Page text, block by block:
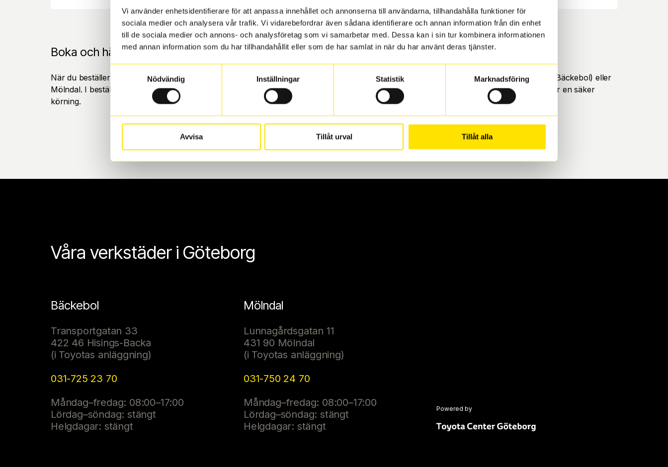
Vi använder enhetsidentifierare för att anpassa innehållet och annonserna till användarna, tillhandahålla funktioner för
sociala medier och analysera vår trafik. Vi vidarebefordrar även sådana identifierare och annan information från din enhet
till de sociala medier och annons- och analysföretag som vi samarbetar med. Dessa kan i sin tur kombinera informationen
med annan information som du har tillhandahållit eller som de har samlat in när du har använt deras tjänster.
Nödvändig
Inställningar Statistik Marknadsföring
Avvisa Tillåt urval Tillåt alla
Boka och hämta hos Däckspecialen
När du beställer dina nya däck eller fälgar hos oss levereras de direkt till någon av våra däckverkstäder i Göteborg. Välj mellan Hisingen (Bäckebol) eller
Mölndal. I beställningen anger du datum och tid för upphämtning eller service. När vi byter dina däck ser vi till att de uppfyller alla krav för en säker
körning.
Våra verkstäder i Göteborg
Bäckebol
Transportgatan 33
422 46 Hisings-Backa
(i Toyotas anläggning)
031-725 23 70
Måndag–fredag: 08:00–17:00
Lördag–söndag: stängt
Helgdagar: stängt
Mölndal
Lunnagårdsgatan 11
431 90 Mölndal
(i Toyotas anläggning)
031-750 24 70
Måndag–fredag: 08:00–17:00
Lördag–söndag: stängt
Helgdagar: stängt
Powered by